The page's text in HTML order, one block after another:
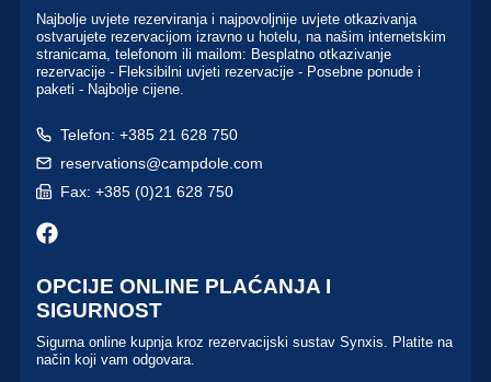
Najbolje uvjete rezerviranja i najpovoljnije uvjete otkazivanja
ostvarujete rezervacijom izravno u hotelu, na našim internetskim
stranicama, telefonom ili mailom: Besplatno otkazivanje
rezervacije - Fleksibilni uvjeti rezervacije - Posebne ponude i
paketi - Najbolje cijene.
Telefon: +385 21 628 750
reservations@campdole.com
Fax: +385 (0)21 628 750
OPCIJE ONLINE PLAĆANJA I
SIGURNOST
Sigurna online kupnja kroz rezervacijski sustav Synxis. Platite na
način koji vam odgovara.